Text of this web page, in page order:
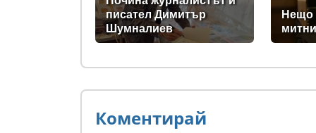
писател Димитър
Шумналиев
Нещо
Коментирай